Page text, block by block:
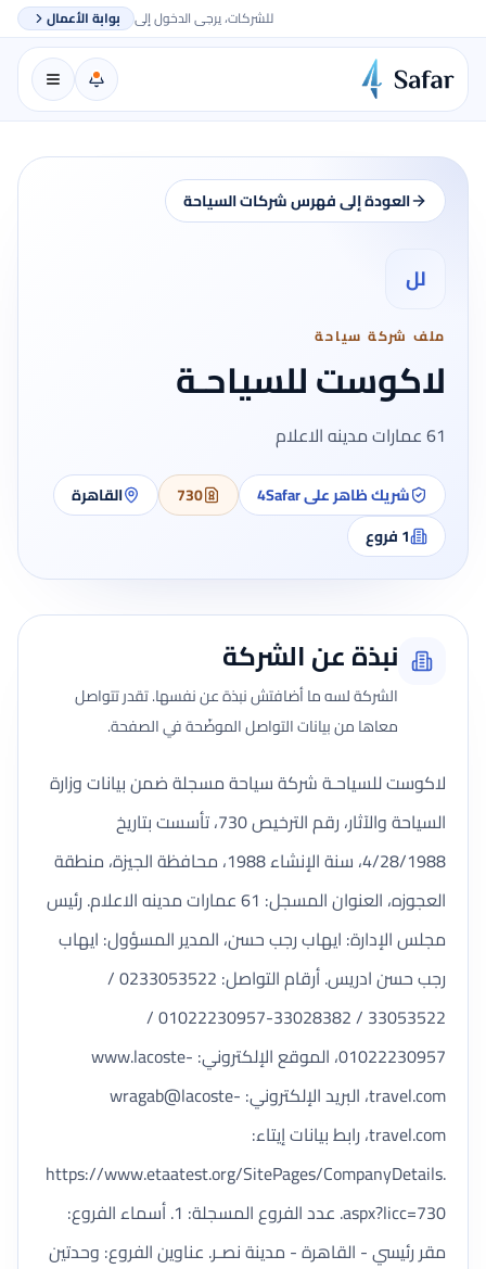
للشركات، يرجى الدخول إلى بوابة الأعمال
العودة إلى فهرس شركات السياحة
لل
ملف شركة سياحة
لاكوست للسياحـة
61 عمارات مدينه الاعلام
شريك ظاهر على 4Safar 730
القاهرة
1فروع
نبذة عن الشركة
الشركة لسه ما أضافتش نبذة عن نفسها. تقدر تتواصل
معاها من بيانات التواصل الموضّحة في الصفحة.
لاكوست للسياحـة شركة سياحة مسجلة ضمن بيانات وزارة
السياحة والآثار، رقم الترخيص 730، تأسست بتاريخ
4/28/1988، سنة الإنشاء 1988، محافظة الجيزة، منطقة
العجوزه، العنوان المسجل: 61 عمارات مدينه الاعلام. رئيس
مجلس الإدارة: ايهاب رجب حسن، المدير المسؤول: ايهاب
رجب حسن ادريس. أرقام التواصل: 0233053522 /
33053522 / 33028382-01022230957 /
01022230957، الموقع الإلكتروني: www.lacoste-
travel.com، البريد الإلكتروني:
wragab@lacoste-
travel.com، رابط بيانات إيتاء:
https://www.etaatest.org/SitePages/CompanyDetails.
aspx?licc=730. عدد الفروع المسجلة: 1. أسماء الفروع:
مقر رئيسي - القاهرة - مدينة نصـر. عناوين الفروع: وحدتين